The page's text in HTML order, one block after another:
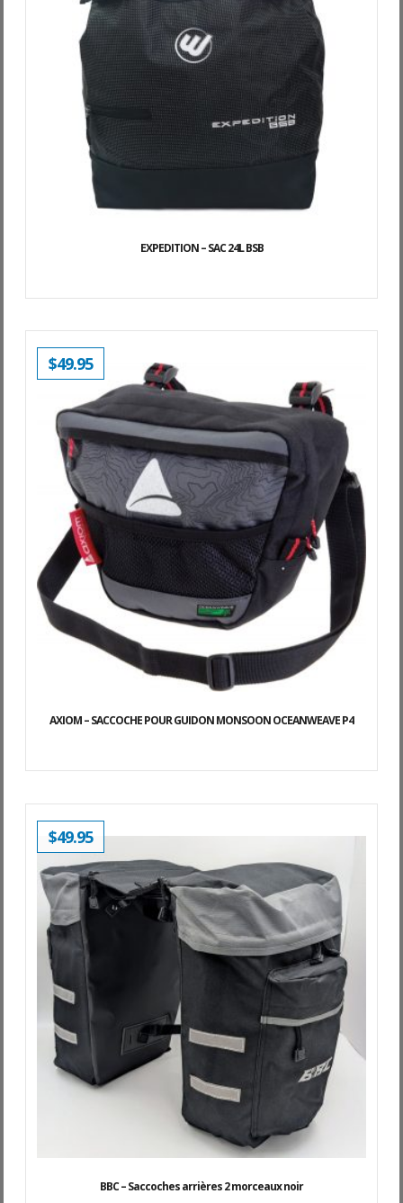
EXPEDITION – SAC 24L BSB
AXIOM – SACCOCHE POUR GUIDON MONSOON OCEANWEAVE P4
$49.95
BBC – Saccoches arrières 2 morceaux noir
$49.95